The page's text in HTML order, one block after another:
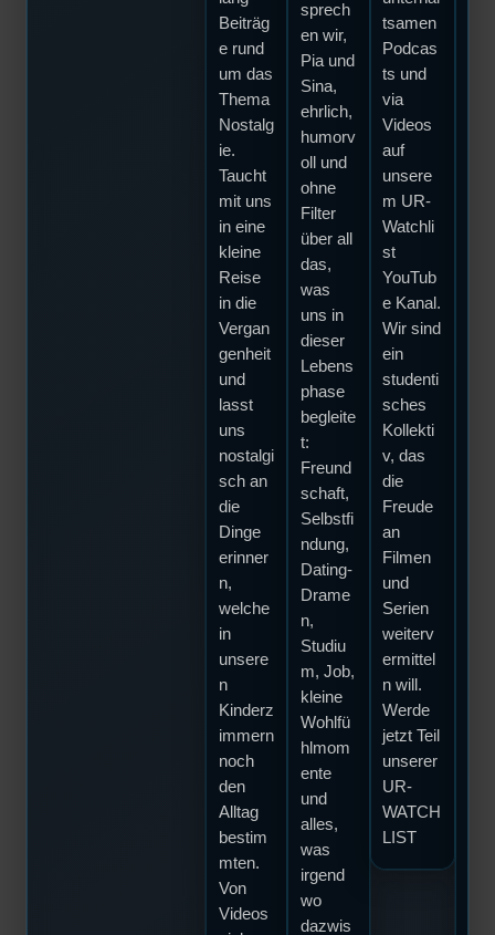
Beiträg
e rund
um das
Thema
Nostalg
ie.
Taucht
mit uns
in eine
kleine
Reise
in die
Vergan
genheit
und
lasst
uns
nostalgi
sch an
die
Dinge
erinner
n,
welche
in
unsere
n
Kinderz
immern
noch
den
Alltag
bestim
mten.
Von
Videos
sprech
en wir,
Pia und
Sina,
ehrlich,
humorv
oll und
ohne
Filter
über all
das,
was
uns in
dieser
Lebens
phase
begleite
t:
Freund
schaft,
Selbstfi
ndung,
Dating-
Drame
n,
Studiu
m, Job,
kleine
Wohlfü
hlmom
ente
und
alles,
was
irgend
wo
dazwis
tsamen
Podcas
ts und
via
Videos
auf
unsere
m UR-
Watchli
st
YouTub
e Kanal.
Wir sind
ein
studenti
sches
Kollekti
v, das
die
Freude
an
Filmen
und
Serien
weiterv
ermittel
n will.
Werde
jetzt Teil
unserer
UR-
WATCH
LIST